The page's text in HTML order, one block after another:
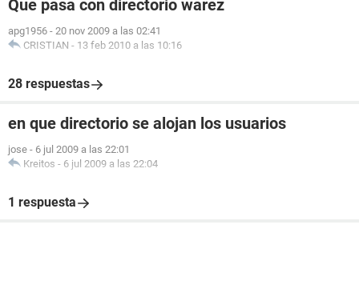
Que pasa con directorio warez
apg1956 - 20 nov 2009 a las 02:41
CRISTIAN - 13 feb 2010 a las 10:16
28 respuestas
en que directorio se alojan los usuarios
jose - 6 jul 2009 a las 22:01
Kreitos - 6 jul 2009 a las 22:04
1 respuesta